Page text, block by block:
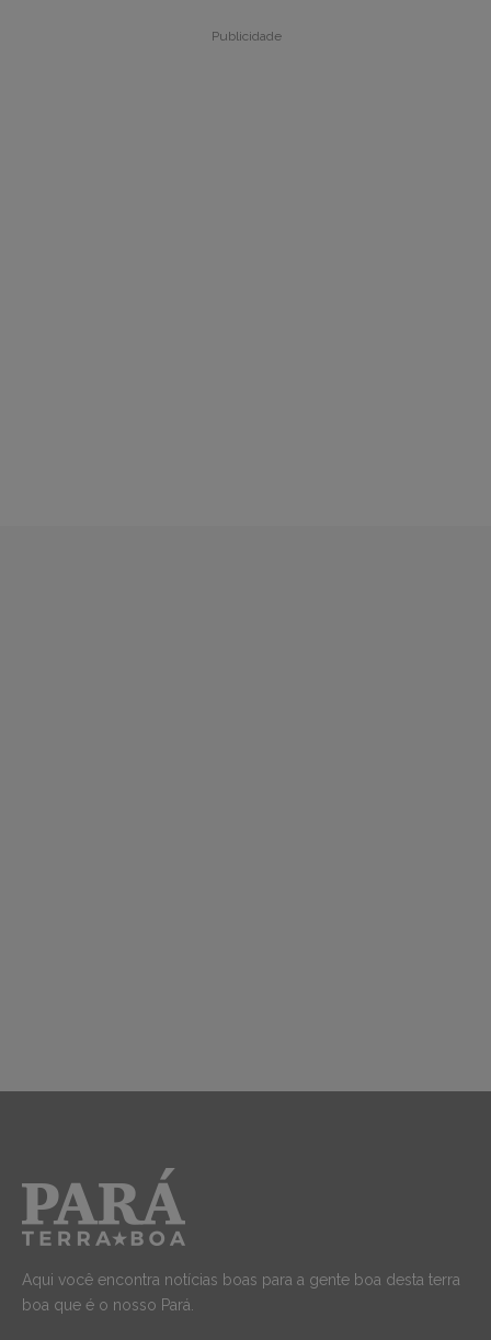
Publicidade
Aqui você encontra notícias boas para a gente boa desta terra
boa que é o nosso Pará.